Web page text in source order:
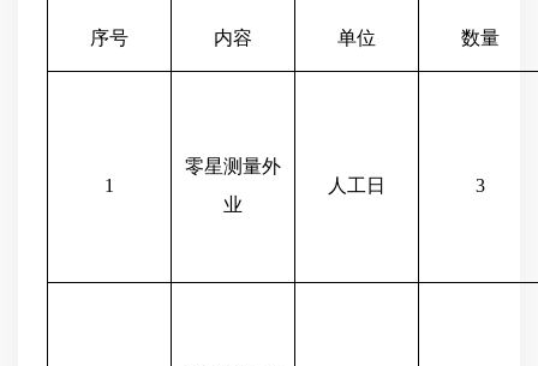
序号 内容 单位 数量
1
零星测量外
业
人工日 3